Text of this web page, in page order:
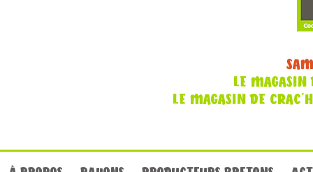
LE MAGASIN
LE MAGASIN DE